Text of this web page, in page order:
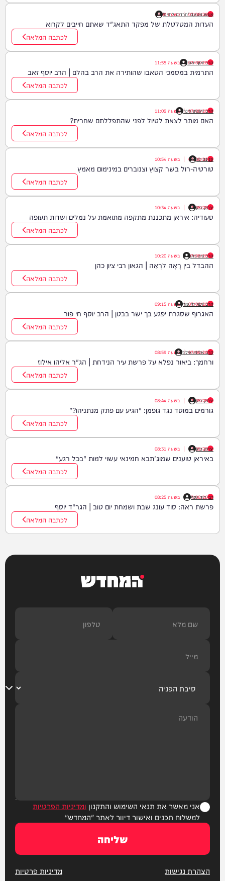
מוגש מטעם 'חרדים לחיים'
07/08/26
| בשעה12:09
העדות המטלטלת של מפקד התאג"ד שאתם חייבים לקרוא
לכתבה המלאה
הרב יוסף זאב
07/08/26
| בשעה 11:55
התרמית במסמכי הטאבו שהותירה את הרב בהלם | הרב יוסף זאב
לכתבה המלאה
הרב יהונתן ורנר
07/08/26
| בשעה 11:09
האם מותר לצאת לטיול לפני שהתפללתם שחרית?
לכתבה המלאה
פנינה לוי
07/08/26
| בשעה 10:54
טורטיה-רול בשר קצוץ וצנוברים במינימום מאמץ
לכתבה המלאה
יצחק כהן
07/08/26
| בשעה 10:34
סעודיה: איראן מתכננת מתקפה מתואמת על נמלים ושדות תעופה
לכתבה המלאה
הרב ציון כהן
07/08/26
| בשעה 10:20
ההבדל בין רָאָה לרְאֵה | הגאון רבי ציון כהן
לכתבה המלאה
הרב יוסף חי פור
07/08/26
| בשעה 09:15
האגרוף שסגרת יפגע בך ישר בבטן | הרב יוסף חי פור
לכתבה המלאה
הרב אליהו אילוז
07/08/26
| בשעה 08:59
ורחמך: ביאור נפלא על פרשת עיר הנידחת | הג"ר אליהו אילוז
לכתבה המלאה
יצחק כהן
07/08/26
| בשעה 08:44
גורמים במוסד נגד גופמן: "הגיע עם פתק מנתניהו?"
לכתבה המלאה
יצחק כהן
07/08/26
| בשעה 08:31
באיראן טוענים שמוג'תבא חמינאי עשוי למות "בכל רגע"
לכתבה המלאה
רבי דוד יוסף
07/08/26
| בשעה 08:25
פרשת ראה: סוד עונג שבת ושמחת יום טוב | הגר"ד יוסף
לכתבה המלאה
המחדש
אני מאשר את תנאי השימוש והתקנון ומדיניות הפרטיות
למשלוח תכנים ואישור דיוור לאתר "המחדש"
שליחה
הצהרת נגישות מדיניות פרטיות